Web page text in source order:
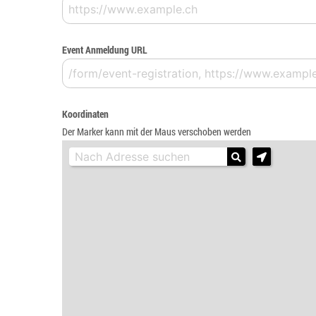
Event Anmeldung URL
Koordinaten
Der Marker kann mit der Maus verschoben werden